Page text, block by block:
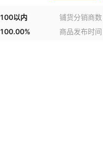
100以内 铺货分销商数
100.00% 商品发布时间